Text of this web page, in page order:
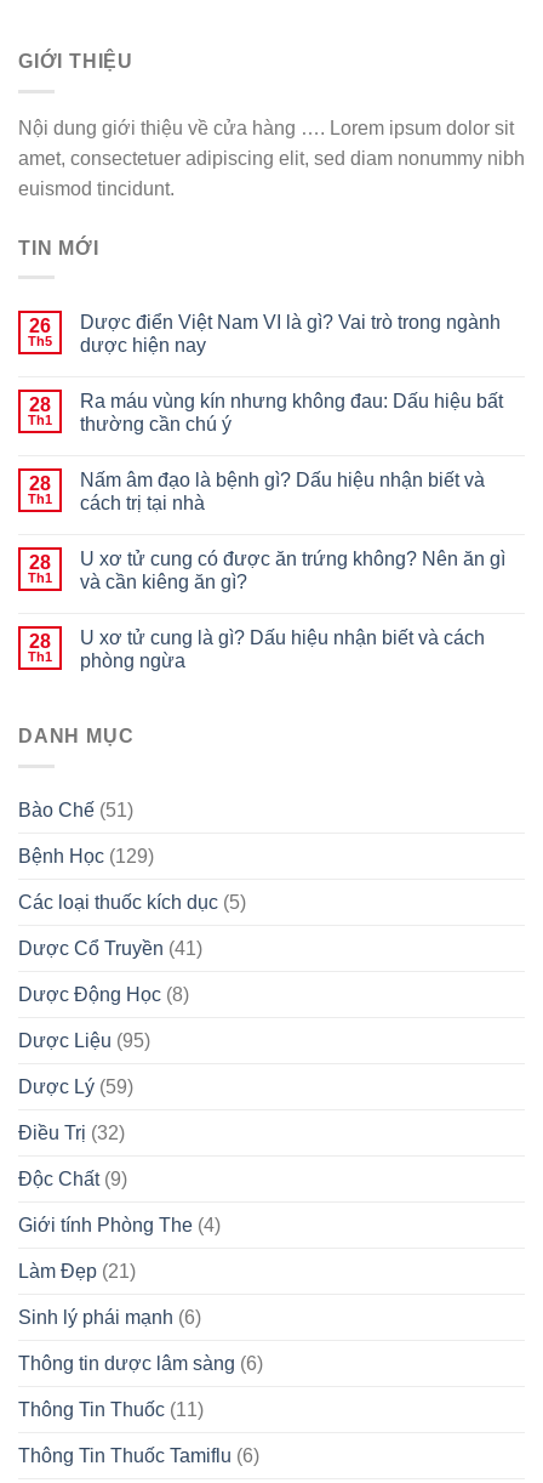
GIỚI THIỆU
Nội dung giới thiệu về cửa hàng …. Lorem ipsum dolor sit
amet, consectetuer adipiscing elit, sed diam nonummy nibh
euismod tincidunt.
TIN MỚI
26
Th5
Dược điển Việt Nam VI là gì? Vai trò trong ngành
dược hiện nay
28
Th1
Ra máu vùng kín nhưng không đau: Dấu hiệu bất
thường cần chú ý
28
Th1
Nấm âm đạo là bệnh gì? Dấu hiệu nhận biết và
cách trị tại nhà
28
Th1
U xơ tử cung có được ăn trứng không? Nên ăn gì
và cần kiêng ăn gì?
28
Th1
U xơ tử cung là gì? Dấu hiệu nhận biết và cách
phòng ngừa
DANH MỤC
Bào Chế (51)
Bệnh Học (129)
Các loại thuốc kích dục (5)
Dược Cổ Truyền (41)
Dược Động Học (8)
Dược Liệu (95)
Dược Lý (59)
Điều Trị (32)
Độc Chất(9)
Giới tính Phòng The (4)
Làm Đẹp (21)
Sinh lý phái mạnh (6)
Thông tin dược lâm sàng (6)
Thông Tin Thuốc (11)
Thông Tin Thuốc Tamiflu (6)